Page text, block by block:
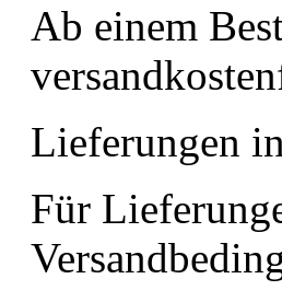
Ab einem
Lieferungen
Für